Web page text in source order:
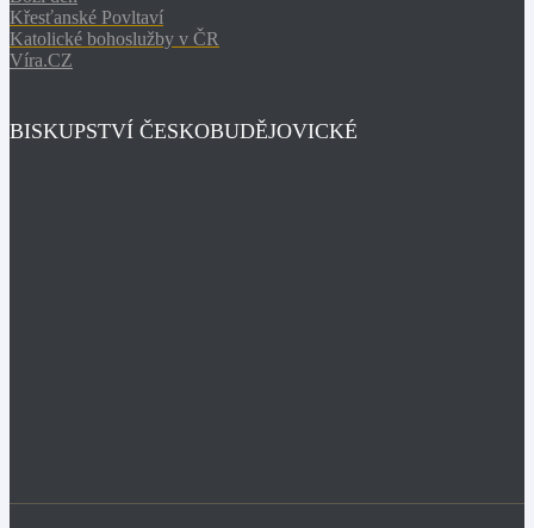
Křesťanské Povltaví
Katolické bohoslužby v ČR
Víra.CZ
BISKUPSTVÍ ČESKOBUDĚJOVICKÉ